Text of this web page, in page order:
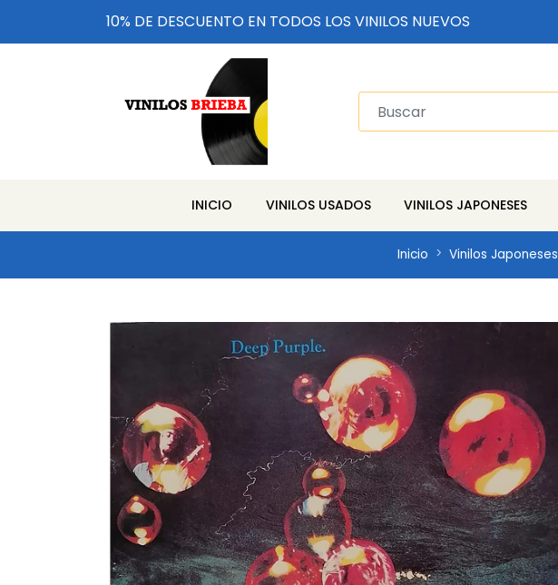
10% DE DESCUENTO EN TODOS LOS VINILOS NUEVOS
INICIO VINILOS USADOS VINILOS JAPONESES
Inicio Vinilos Japoneses